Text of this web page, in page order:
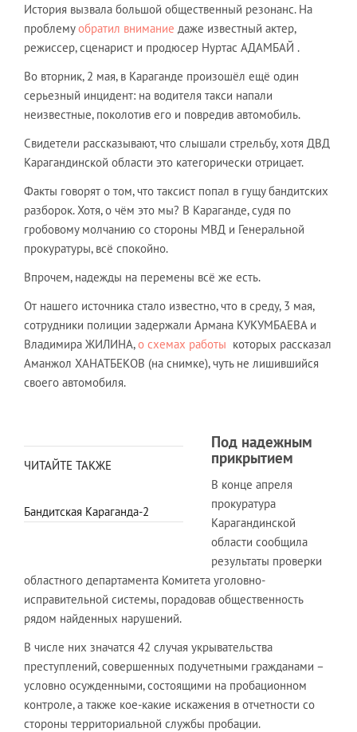
История вызвала большой общественный резонанс. На
проблемуобратил внимание даже известный актер,
режиссер, сценарист и продюсер Нуртас АДАМБАЙ .
Во вторник, 2 мая, в Караганде произошёл ещё один
серьезный инцидент: на водителя такси напали
неизвестные, поколотив его и повредив автомобиль.
Свидетели рассказывают, что слышали стрельбу, хотя ДВД
Карагандинской области это категорически отрицает.
Факты говорят о том, что таксист попал в гущу бандитских
разборок. Хотя, о чём это мы? В Караганде, судя по
гробовому молчанию со стороны МВД и Генеральной
прокуратуры, всё спокойно.
Впрочем, надежды на перемены всё же есть.
От нашего источника стало известно, что в среду, 3 мая,
сотрудники полиции задержали Армана КУКУМБАЕВА и
Владимира ЖИЛИНА,о схемах работы которых рассказал
Аманжол ХАНАТБЕКОВ (на снимке), чуть не лишившийся
своего автомобиля.
ЧИТАЙТЕ ТАКЖЕ
Бандитская Караганда-2
Под надежным
прикрытием
В конце апреля
прокуратура
Карагандинской
области сообщила
результаты проверки
областного департамента Комитета уголовно-
исправительной системы, порадовав общественность
рядом найденных нарушений.
В числе них значатся 42 случая укрывательства
преступлений, совершенных подучетными гражданами –
условно осужденными, состоящими на пробационном
контроле, а также кое-какие искажения в отчетности со
стороны территориальной службы пробации.